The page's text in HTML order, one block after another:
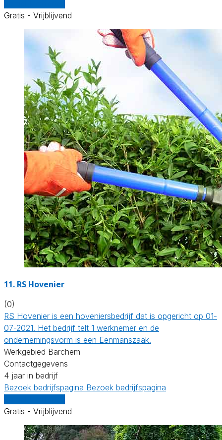
Gratis - Vrijblijvend
11. RS Hovenier
(0)
RS Hovenier is een hoveniersbedrijf dat is opgericht op 01-
07-2021. Het bedrijf telt 1 werknemer en de
ondernemingsvorm is een Eenmanszaak.
Werkgebied Barchem
Contactgegevens
4 jaar in bedrijf
Bezoek bedrijfspagina Bezoek bedrijfspagina
Gratis - Vrijblijvend